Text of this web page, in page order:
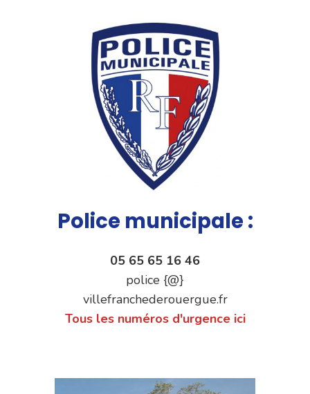
Police municipale :
05 65 65 16 46
police {@}
villefranchederouergue.fr
Tous les numéros d'urgence ici